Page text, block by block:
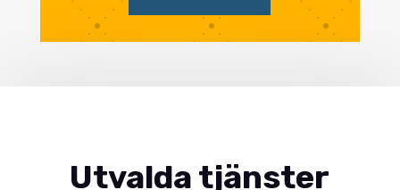
Utvalda tjänster